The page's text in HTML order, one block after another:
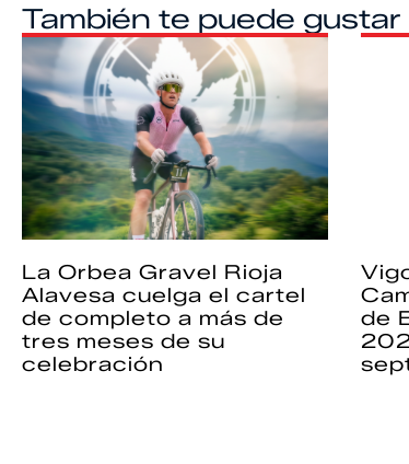
También te puede gustar
La Orbea Gravel Rioja
Alavesa cuelga el cartel
de completo a más de
tres meses de su
celebración
de